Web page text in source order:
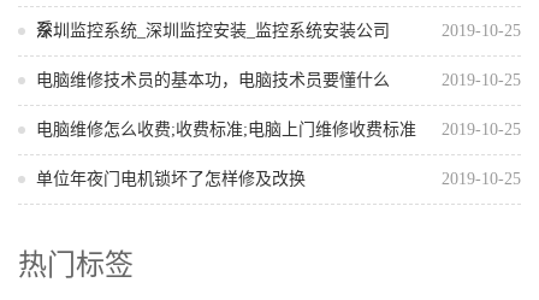
系... 2019-10-25
深圳监控系统_深圳监控安装_监控系统安装公司
2019-10-25
电脑维修技术员的基本功，电脑技术员要懂什么
2019-10-25
电脑维修怎么收费;收费标准;电脑上门维修收费标准
2019-10-25
单位年夜门电机锁坏了怎样修及改换
热门标签